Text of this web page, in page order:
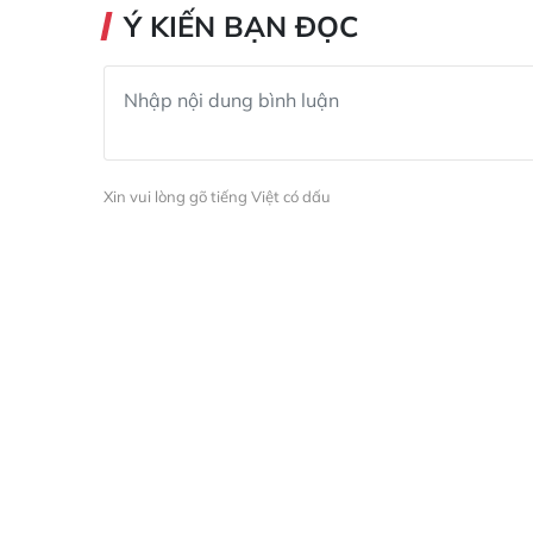
Ý KIẾN BẠN ĐỌC
Xin vui lòng gõ tiếng Việt có dấu